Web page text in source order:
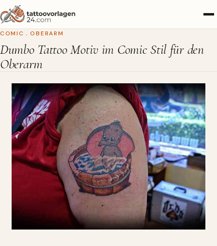
COMIC , OBERARM
Dumbo Tattoo Motiv im Comic Stil für den
Oberarm